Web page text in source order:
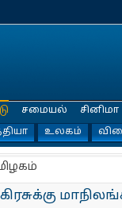
உலகம்
சமையல் சினிமா